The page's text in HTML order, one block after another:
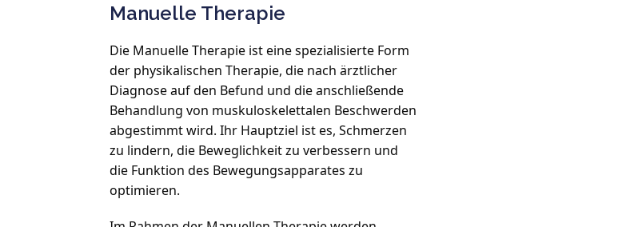
Manuelle Therapie
Die Manuelle Therapie ist eine spezialisierte Form
der physikalischen Therapie, die nach ärztlicher
Diagnose auf den Befund und die anschließende
Behandlung von muskuloskelettalen Beschwerden
abgestimmt wird. Ihr Hauptziel ist es, Schmerzen
zu lindern, die Beweglichkeit zu verbessern und
die Funktion des Bewegungsapparates zu
optimieren.